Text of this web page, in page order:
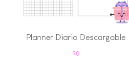
Planner Diario Descargable
$0